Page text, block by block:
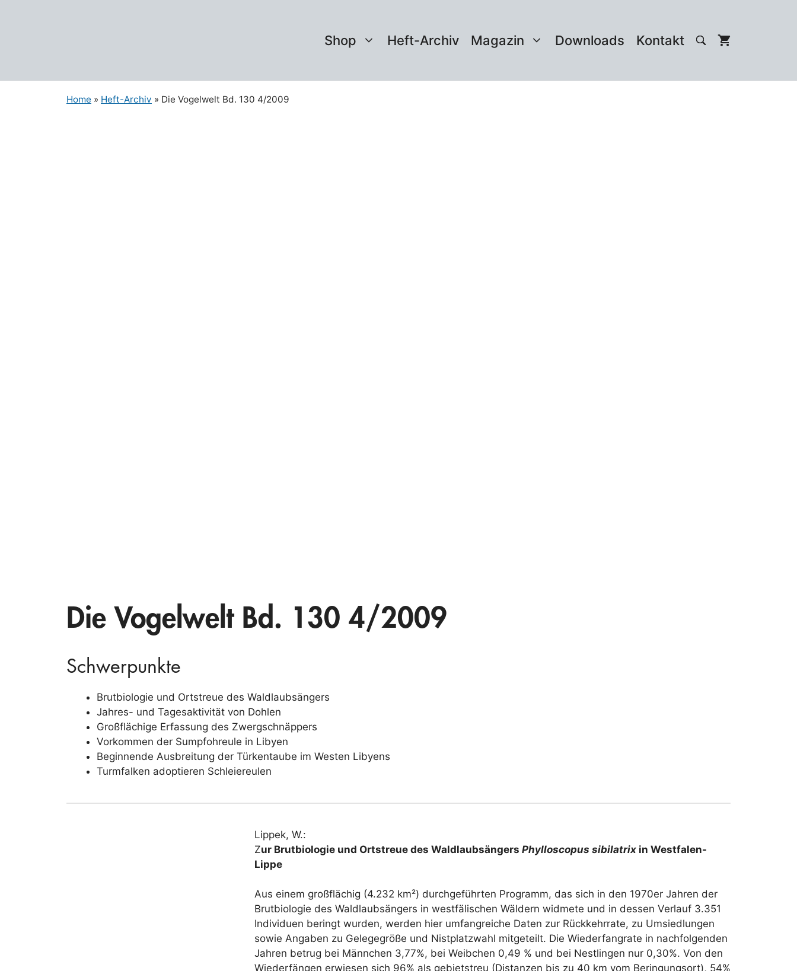
Shop Heft-Archiv Magazin Downloads Kontakt
Home » Heft-Archiv » Die Vogelwelt Bd. 130 4/2009
Die Vogelwelt Bd. 130 4/2009
Schwerpunkte
Brutbiologie und Ortstreue des Waldlaubsängers
Jahres- und Tagesaktivität von Dohlen
Großflächige Erfassung des Zwergschnäppers
Vorkommen der Sumpfohreule in Libyen
Beginnende Ausbreitung der Türkentaube im Westen Libyens
Turmfalken adoptieren Schleiereulen
Lippek, W.:
Zur Brutbiologie und Ortstreue des Waldlaubsängers Phylloscopus sibilatrix in Westfalen-
Lippe
Aus einem großflächig (4.232 km²) durchgeführten Programm, das sich in den 1970er Jahren der
Brutbiologie des Waldlaubsängers in westfälischen Wäldern widmete und in dessen Verlauf 3.351
Individuen beringt wurden, werden hier umfangreiche Daten zur Rückkehrrate, zu Umsiedlungen
sowie Angaben zu Gelegegröße und Nistplatzwahl mitgeteilt. Die Wiederfangrate in nachfolgenden
Jahren betrug bei Männchen 3,77%, bei Weibchen 0,49 % und bei Nestlingen nur 0,30%. Von den
Wiederfängen erwiesen sich 96% als gebietstreu (Distanzen bis zu 40 km vom Beringungsort), 54%